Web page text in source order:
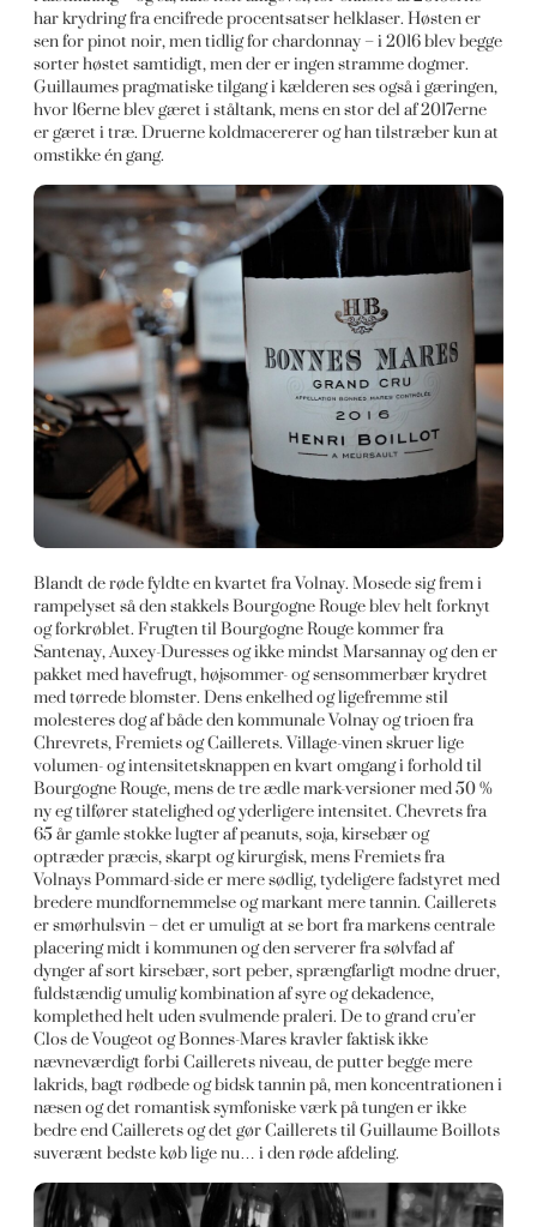
har krydring fra encifrede procentsatser helklaser. Høsten er
sen for pinot noir, men tidlig for chardonnay – i 2016 blev begge
sorter høstet samtidigt, men der er ingen stramme dogmer.
Guillaumes pragmatiske tilgang i kælderen ses også i gæringen,
hvor 16erne blev gæret i ståltank, mens en stor del af 2017erne
er gæret i træ. Druerne koldmacererer og han tilstræber kun at
omstikke én gang.
Blandt de røde fyldte en kvartet fra Volnay. Mosede sig frem i
rampelyset så den stakkels Bourgogne Rouge blev helt forknyt
og forkrøblet. Frugten til Bourgogne Rouge kommer fra
Santenay, Auxey-Duresses og ikke mindst Marsannay og den er
pakket med havefrugt, højsommer- og sensommerbær krydret
med tørrede blomster. Dens enkelhed og ligefremme stil
molesteres dog af både den kommunale Volnay og trioen fra
Chrevrets, Fremiets og Caillerets. Village-vinen skruer lige
volumen- og intensitetsknappen en kvart omgang i forhold til
Bourgogne Rouge, mens de tre ædle mark-versioner med 50 %
ny eg tilfører statelighed og yderligere intensitet. Chevrets fra
65 år gamle stokke lugter af peanuts, soja, kirsebær og
optræder præcis, skarpt og kirurgisk, mens Fremiets fra
Volnays Pommard-side er mere sødlig, tydeligere fadstyret med
bredere mundfornemmelse og markant mere tannin. Caillerets
er smørhulsvin – det er umuligt at se bort fra markens centrale
placering midt i kommunen og den serverer fra sølvfad af
dynger af sort kirsebær, sort peber, sprængfarligt modne druer,
fuldstændig umulig kombination af syre og dekadence,
komplethed helt uden svulmende praleri. De to grand cru’er
Clos de Vougeot og Bonnes-Mares kravler faktisk ikke
nævneværdigt forbi Caillerets niveau, de putter begge mere
lakrids, bagt rødbede og bidsk tannin på, men koncentrationen i
næsen og det romantisk symfoniske værk på tungen er ikke
bedre end Caillerets og det gør Caillerets til Guillaume Boillots
suverænt bedste køb lige nu… i den røde afdeling.